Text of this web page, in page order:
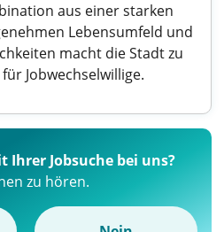
aus einer starken
Lebensumfeld und
macht die Stadt zu
Jobwechselwillige.
Ihrer Jobsuche bei uns?
zu hören.